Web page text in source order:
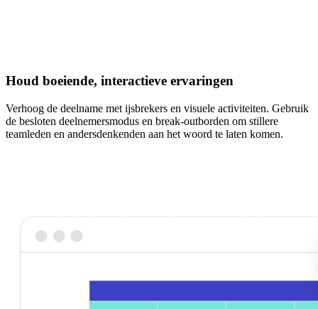
Houd boeiende, interactieve ervaringen
Verhoog de deelname met ijsbrekers en visuele activiteiten. Gebruik
de besloten deelnemersmodus en break-outborden om stillere
teamleden en andersdenkenden aan het woord te laten komen.